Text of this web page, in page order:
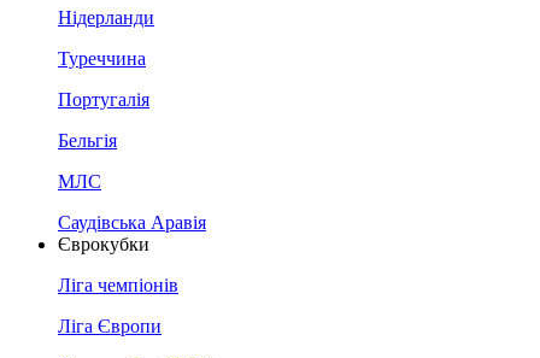
Нідерланди
Туреччина
Португалія
Бельгія
МЛС
Саудівська Аравія
Єврокубки
Ліга чемпіонів
Ліга Європи